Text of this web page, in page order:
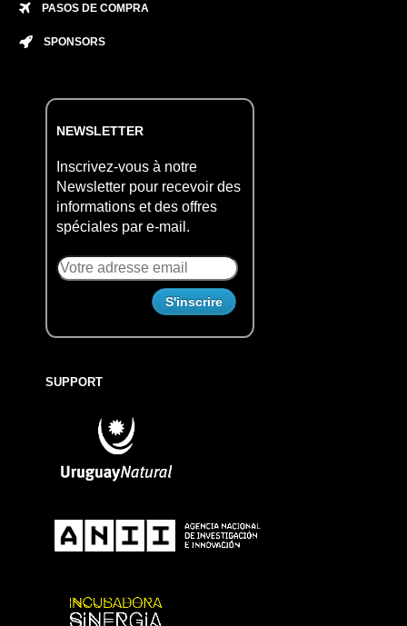
PASOS DE COMPRA
SPONSORS
NEWSLETTER
Inscrivez-vous à notre
Newsletter pour recevoir des
informations et des offres
spéciales par e-mail.
SUPPORT